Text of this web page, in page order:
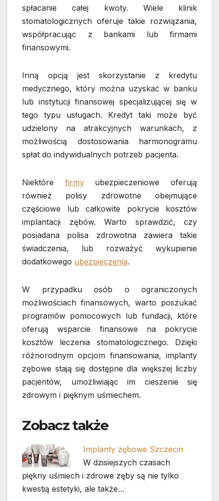
spłacanie całej kwoty. Wiele klinik
stomatologicznych oferuje takie rozwiązania,
współpracując z bankami lub firmami
finansowymi.
Inną opcją jest skorzystanie z kredytu
medycznego, który można uzyskać w banku
lub instytucji finansowej specjalizującej się w
tego typu usługach. Kredyt taki może być
udzielony na atrakcyjnych warunkach, z
możliwością dostosowania harmonogramu
spłat do indywidualnych potrzeb pacjenta.
Niektóre firmyubezpieczeniowe oferują
również polisy zdrowotne obejmujące
częściowe lub całkowite pokrycie kosztów
implantacji zębów. Warto sprawdzić, czy
posiadana polisa zdrowotna zawiera takie
świadczenia, lub rozważyć wykupienie
dodatkowego ubezpieczenia.
W przypadku osób o ograniczonych
możliwościach finansowych, warto poszukać
programów pomocowych lub fundacji, które
oferują wsparcie finansowe na pokrycie
kosztów leczenia stomatologicznego. Dzięki
różnorodnym opcjom finansowania, implanty
zębowe stają się dostępne dla większej liczby
pacjentów, umożliwiając im cieszenie się
zdrowym i pięknym uśmiechem.
Zobacz także
Implanty zębowe Szczecin
W dzisiejszych czasach
piękny uśmiech i zdrowe zęby są nie tylko
kwestią estetyki, ale także…